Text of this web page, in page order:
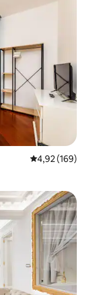
Classificação
4,92 (169)